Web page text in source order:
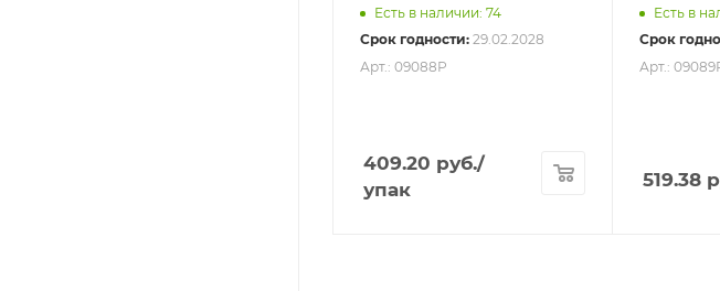
Есть в наличии: 74
Срок годности: 29.02.2028
Арт.: 09088Р
409.20 руб./
упак
Есть в
Срок
Арт.:
519.38